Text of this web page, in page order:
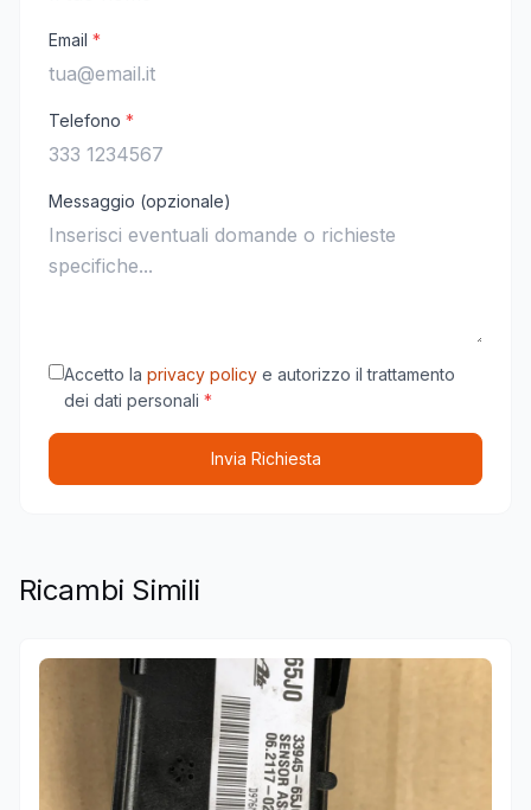
Email *
Telefono *
Messaggio (opzionale)
Accetto la privacy policy e autorizzo il trattamento
dei dati personali *
Invia Richiesta
Ricambi Simili